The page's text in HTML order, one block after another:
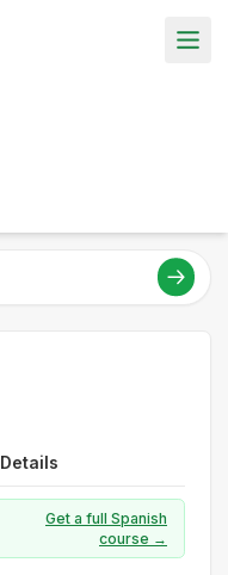
Details
Get a full Spanish
course →